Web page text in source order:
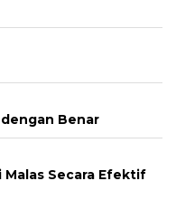
Benar
Secara Efektif